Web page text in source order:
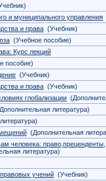
и муниципального управления
и права (Учебник)
(Учебное пособие)
Курс лекций
пособие)
(Учебник)
и права (Учебник)
глобализации
литература)
(Дополнительная
человека: право,преценденты,
литература)
учений (Учебник)